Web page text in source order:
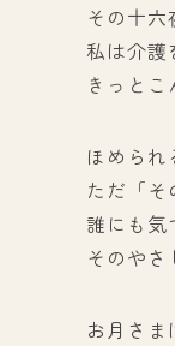
その十六
私は介護
きっと
ほめられ
ただ「そ
誰にも気
そのやさ
お月さま